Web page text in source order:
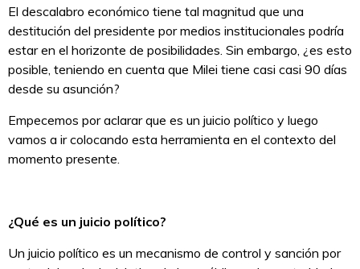
El descalabro económico tiene tal magnitud que una
destitución del presidente por medios institucionales podría
estar en el horizonte de posibilidades. Sin embargo, ¿es esto
posible, teniendo en cuenta que Milei tiene casi casi 90 días
desde su asunción?
Empecemos por aclarar que es un juicio político y luego
vamos a ir colocando esta herramienta en el contexto del
momento presente.
¿Qué es un juicio político?
Un juicio político es un mecanismo de control y sanción por